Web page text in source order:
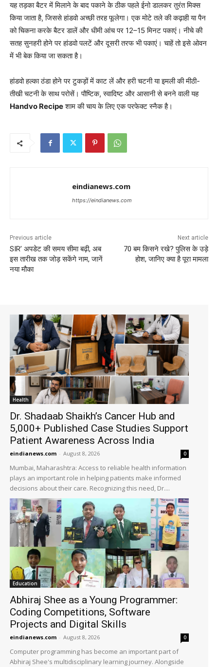
यह तड़का बैटर में मिलाने के बाद पकाने के ठीक पहले ईनो डालकर तुरंत मिक्स
किया जाता है, जिससे हांडवो अच्छी तरह फूलेगा। एक मोटे तले की कढ़ाही या पैन
को चिकना करके बैटर डालें और धीमी आंच पर 12–15 मिनट पकाएं। नीचे की
सतह सुनहरी होने पर हांडवो पलटें और दूसरी तरफ भी पकाएं। चाहें तो इसे ओवन
में भी बेक किया जा सकता है।
हांडवो हल्का ठंडा होने पर टुकड़ों में काट लें और हरी चटनी या इमली की मीठी-
तीखी चटनी के साथ परोसें। पौष्टिक, स्वादिष्ट और आसानी से बनने वाली यह
Handvo Recipeशाम की चाय के लिए एक परफेक्ट स्नैक है।
eindianews.com
https://eindianews.com
Previous article
SIR’ अपडेट की समय सीमा बढ़ी, अब
इस तारीख तक जोड़ सकेंगे नाम, जानें
नया मौका
Next article
70 बम किसने रखे? पुलिस के उड़े
होश, जानिए क्या है पूरा मामला
Health
Dr. Shadaab Shaikh’s Cancer Hub and
5,000+ Published Case Studies Support
Patient Awareness Across India
eindianews.com - August 8, 2026 0
Mumbai, Maharashtra: Access to reliable health information
plays an important role in helping patients make informed
decisions about their care. Recognizing this need, Dr....
Education
Abhiraj Shee as a Young Programmer:
Coding Competitions, Software
Projects and Digital Skills
eindianews.com - August 8, 2026 0
Computer programming has become an important part of
Abhiraj Shee's multidisciplinary learning journey. Alongside